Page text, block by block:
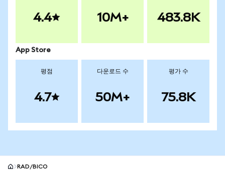
4.4 10M+ 483.8K
App Store
평점
4.7
다운로드 수
50M+
평가 수
75.8K
RAD/BICO